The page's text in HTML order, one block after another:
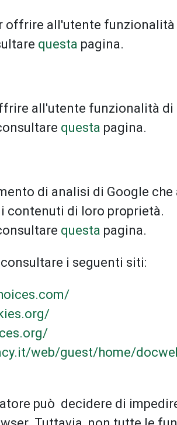
offrire all'utente
questa pagina.
all'utente funzionalità di
questa pagina.
di analisi di Google
contenuti di loro proprietà.
questa pagina.
consultare i seguenti siti:
web/guest/home/
può decidere di